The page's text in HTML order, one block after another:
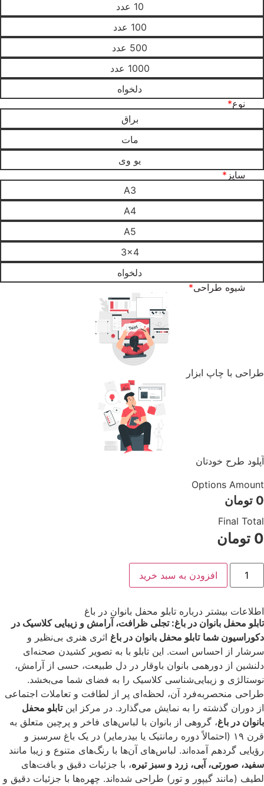
10 عدد
100 عدد
500 عدد
1000 عدد
دلخواه
*نوع
براق
مات
یو وی
* سایز
A3
A4
A5
3x4
دلخواه
*شیوه طراحی
طراحی با چاپ ابزار
آپلود طرح خودتان
Options Amount
0 تومان
Final Total
0 تومان
افزودن به سبد خرید
اطلاعات بیشتر درباره تابلو محفل بانوان در باغ
تابلو محفل بانوان در باغ: تجلی ظرافت، آرامش و زیبایی کلاسیک در
دکوراسیون شما تابلو محفل بانوان در باغ اثری هنری بی‌نظیر و
سرشار از احساس است. این تابلو با به تصویر کشیدن صحنه‌ای
دلنشین از دورهمی بانوان باوقار در دل طبیعت، حسی از آرامش،
نوستالژی و زیبایی‌شناسی کلاسیک را به فضای شما می‌بخشد.
طراحی منحصربه‌فرد آن، لحظه‌ای پر از لطافت و تعاملات اجتماعی
از دوران گذشته را به نمایش می‌گذارد. در مرکز اینتابلو محفل
بانوان در باغ، گروهی از بانوان با لباس‌های فاخر و پرچین متعلق به
قرن ۱۹ (احتمالاً دوره رمانتیک یا بیدرمایر) در یک باغ سرسبز و
رؤیایی گردهم آمده‌اند. لباس‌های آن‌ها با رنگ‌های متنوع و زیبا مانند
سفید، صورتی، آبی، زرد و سبز تیره، با جزئیات دقیق و بافت‌های
لطیف (مانند گیپور و تور) طراحی شده‌اند. چهره‌ها با جزئیات دقیق و